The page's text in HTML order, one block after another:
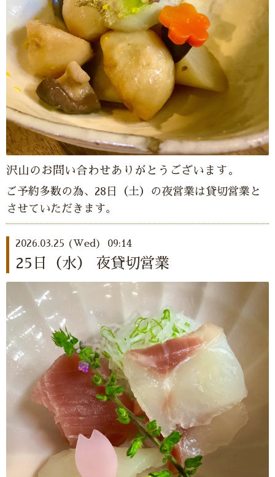
沢山のお問い合わせありがとうございます。
ご予約多数の為、28日（土）の夜営業は貸切営業と
させていただきます。
2026.03.25 (Wed) 09:14
25日（水） 夜貸切営業